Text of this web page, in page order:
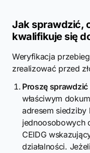
Jak sprawdzić,
kwalifikuje się
Weryfikacja
zrealizować przed
Proszę
właściwym
adresem siedziby
jednoosobowych
CEIDG
działalności.